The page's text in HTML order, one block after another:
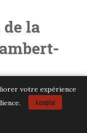
la
française
de la Drôme,
Elle se trouve sur
votre expérience
Accepter